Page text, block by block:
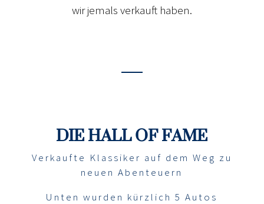
wir jemals verkauft haben.
DIE HALL OF FAME
Verkaufte Klassiker auf dem Weg zu
neuen Abenteuern
Unten wurden kürzlich 5 Autos